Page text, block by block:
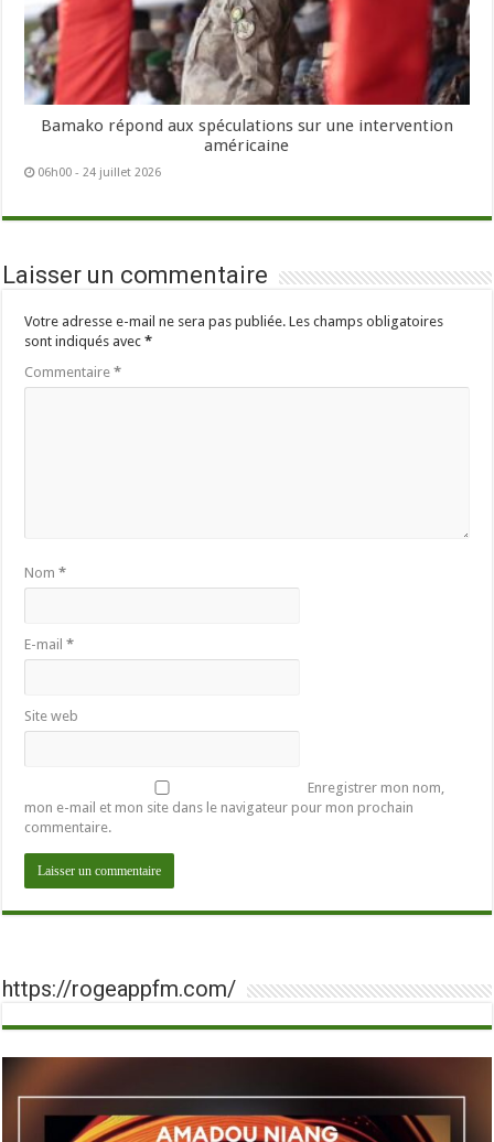
Bamako répond aux spéculations sur une intervention
américaine
06h00 - 24 juillet 2026
Laisser un commentaire
Votre adresse e-mail ne sera pas publiée. Les champs obligatoires
sont indiqués avec*
Commentaire*
Nom*
E-mail*
Site web
Enregistrer mon nom,
mon e-mail et mon site dans le navigateur pour mon prochain
commentaire.
https://rogeappfm.com/